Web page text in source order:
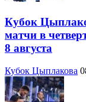
Кубок
матчи в
8 августа
Кубок Цыплакова